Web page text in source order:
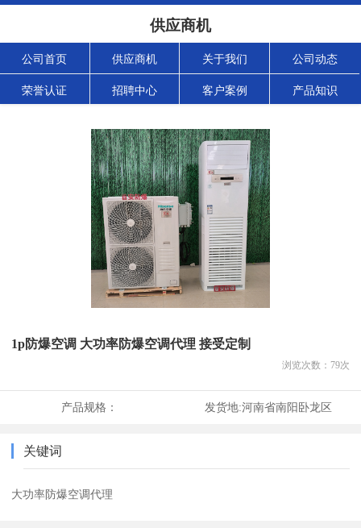
供应商机
公司首页 供应商机 关于我们 公司动态
荣誉认证 招聘中心 客户案例 产品知识
1p防爆空调 大功率防爆空调代理 接受定制
浏览次数： 79次
产品规格： 发货地:河南省南阳卧龙区
关键词
大功率防爆空调代理